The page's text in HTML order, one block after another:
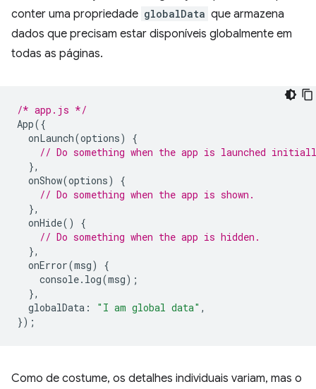
conter uma propriedade globalData que armazena
dados que precisam estar disponíveis globalmente em
todas as páginas.
/* app.js */
App({
onLaunch(options)
{
// Do something when the app is launched
},
onShow(options)
{
// Do something when the app is shown.
},
onHide()
{
// Do something when the app is hidden.
},
onError(msg)
{
console. log(msg);
},
globalData : "I am global data" ,
});
Como de costume, os detalhes individuais variam, mas o